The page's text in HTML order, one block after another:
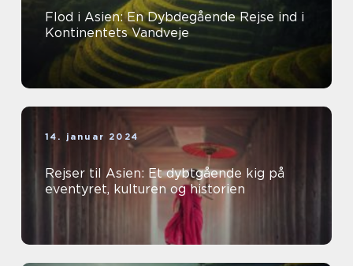
Flod i Asien: En Dybdegående Rejse ind i
Kontinentets Vandveje
14. januar 2024
Rejser til Asien: Et dybtgående kig på
eventyret, kulturen og historien